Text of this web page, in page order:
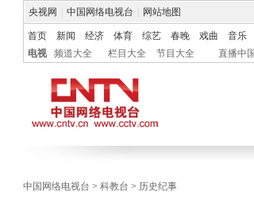
央视网 中国网络电视台 网站地图
首页 新闻 经济 体育 综艺 春晚 戏曲 音乐
电视
频道大全 栏目大全 节目大全 直播中国
中国网络电视台 > 科教台 > 历史纪事